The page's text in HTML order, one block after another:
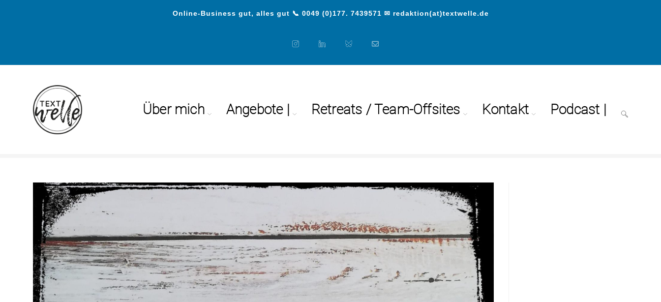
Online-Business gut, alles gut 📞 0049 (0)177. 7439571 ✉ redaktion(at)textwelle.de
Über mich Angebote | Retreats / Team-Offsites Kontakt Podcast |
Wiedererkennung